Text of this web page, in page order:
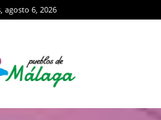
agosto 6, 2026
Málaga